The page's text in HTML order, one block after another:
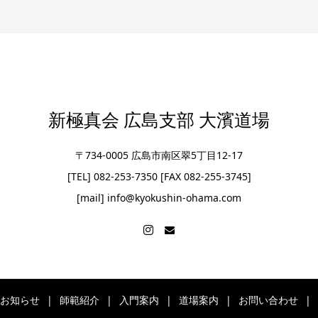
新極真会 広島支部 大濱道場
〒734-0005 広島市南区翠5丁目12-17
[TEL] 082-253-7350 [FAX 082-255-3745]
[mail] info@kyokushin-ohama.com
お知らせ 師範紹介 入門案内 道場案内 お問い合わせ